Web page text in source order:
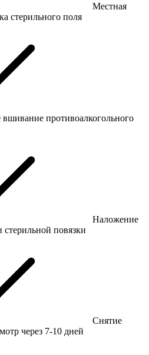
Местная
стерильного поля
противоалкогольного
Наложение
стерильной повязки
Снятие
через 7-10 дней